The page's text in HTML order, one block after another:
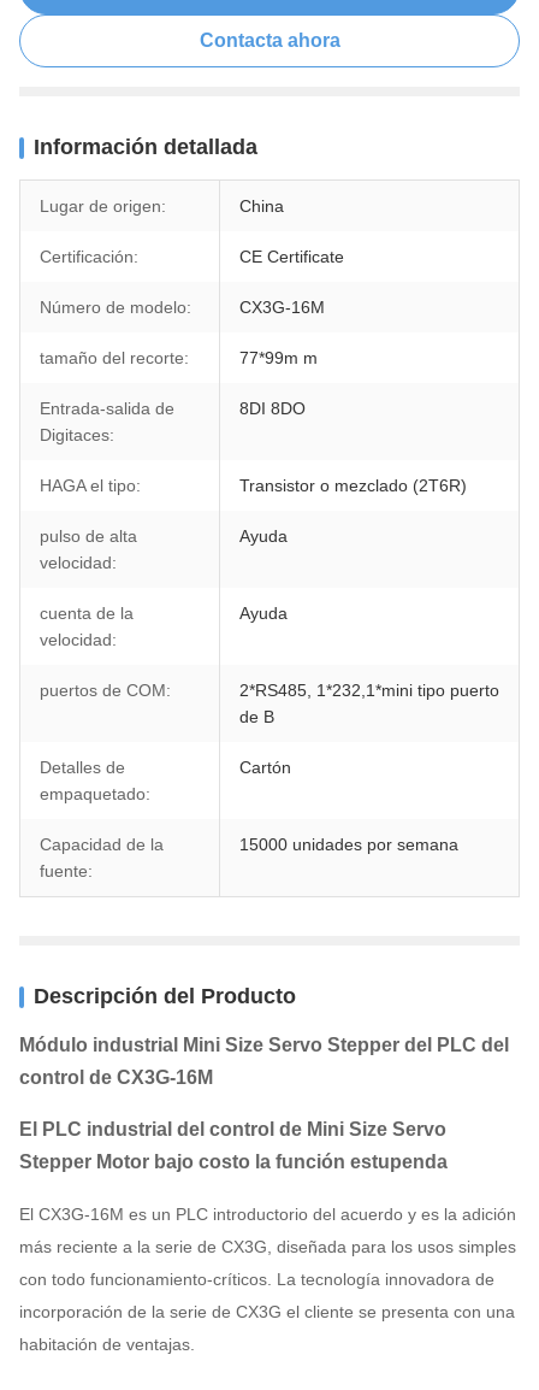
Contacta ahora
Información detallada
Lugar de origen: China
Certificación: CE Certificate
Número de modelo: CX3G-16M
tamaño del recorte: 77*99m m
Entrada-salida de
Digitaces:
8DI 8DO
HAGA el tipo: Transistor o mezclado (2T6R)
pulso de alta
velocidad:
Ayuda
cuenta de la
velocidad:
Ayuda
puertos de COM:
2*RS485, 1*232,1*mini tipo puerto
de B
Detalles de
empaquetado:
Cartón
Capacidad de la
fuente:
15000 unidades por semana
Descripción del Producto
Módulo industrial Mini Size Servo Stepper del PLC del
control de CX3G-16M
El PLC industrial del control de Mini Size Servo
Stepper Motor bajo costo la función estupenda
El CX3G-16M es un PLC introductorio del acuerdo y es la adición
más reciente a la serie de CX3G, diseñada para los usos simples
con todo funcionamiento-críticos. La tecnología innovadora de
incorporación de la serie de CX3G el cliente se presenta con una
habitación de ventajas.